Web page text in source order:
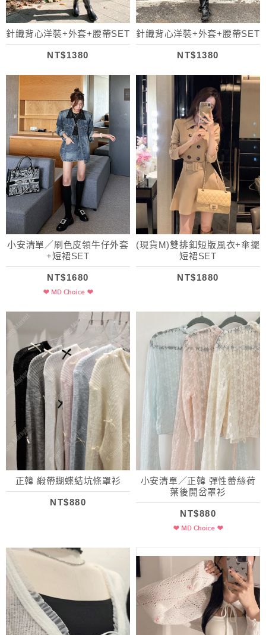
針織背心洋裝+外套+腰帶SET
NT$1380
針織背心洋裝+外套+腰帶SET
NT$1380
小安清單／刷色皮領牛仔外套
+短裙SET
NT$1680
(現貨M)雙排釦短版風衣+傘擺
短裙SET
NT$1880
正韓 緞帶蝴蝶結坑條罩衫
NT$880
小安清單／正韓 彈性蕾絲荷
葉後開岔罩衫
NT$880